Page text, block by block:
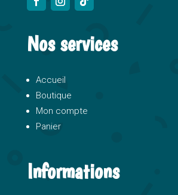
Nos services
Accueil
Boutique
Mon compte
Panier
Informations